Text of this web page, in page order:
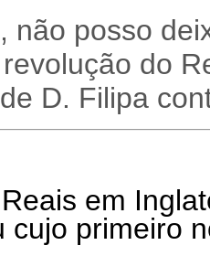
não posso
do
D. Filipa
em
cujo primeiro